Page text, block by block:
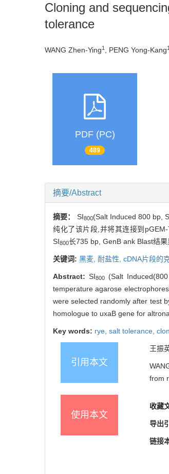
Cloning and
tolerance
WANG Zhen-Ying1 , PENG Yong-Kang1
PDF (PC)
489
摘要/Abstract
摘要： SI800(Salt Induced 800 bp,
纯化了该片段,并将其连接到
SI800长735 bp, GenB ank Blast结
关键词: 黑麦, 耐盐性, cDNA片段的
Abstract: SI800 (Salt
temperature agarose
were selected randomly after test
homologue to uxaB gene for
Key words: rye, salt tolerance,
引用本文
王振
from
使用本文
收藏
导出
链接